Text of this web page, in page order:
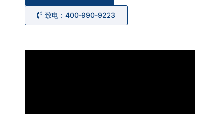
致电：400-990-9223